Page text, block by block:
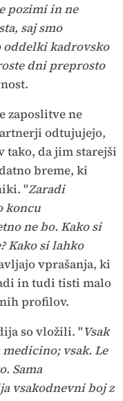
pozimi in ne
saj smo
oddelki kadrovsko
dni preprosto
zaposlitve ne
odtujujejo,
tako, da jim starejši
breme, ki
"Zaradi
koncu
ne bo. Kako si
Kako si lahko
vprašanja, ki
in tudi tisti malo
profilov.
so vložili. "Vsak
vsak. Le
Sama
vsakodnevni boj z